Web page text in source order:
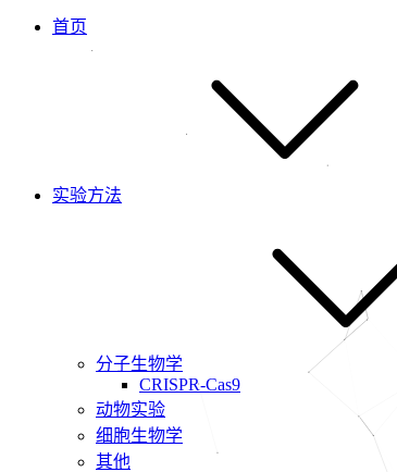
首页
实验方法
分子生物学
CRISPR-Cas9
动物实验
细胞生物学
其他